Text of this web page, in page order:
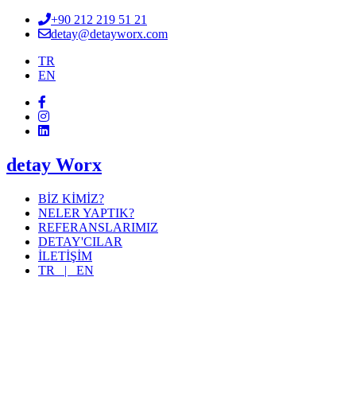
+90 212 219 51 21
detay@detayworx.com
TR
EN
detay Worx
BİZ KİMİZ?
NELER YAPTIK?
REFERANSLARIMIZ
DETAY'CILAR
İLETİŞİM
TR | EN